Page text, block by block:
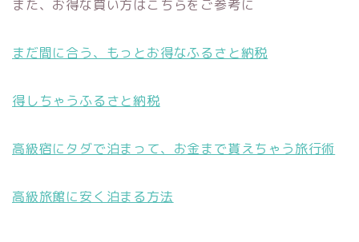
また、お得な買い方はこちらをご参考に
まだ間に合う、もっとお得なふるさと納税
得しちゃうふるさと納税
高級宿にタダで泊まって、お金まで貰えちゃう旅行術
高級旅館に安く泊まる方法